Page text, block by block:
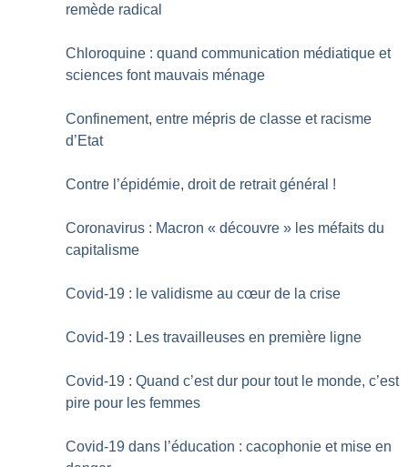
remède radical
Chloroquine : quand communication médiatique et
sciences font mauvais ménage
Confinement, entre mépris de classe et racisme
d’Etat
Contre l’épidémie, droit de retrait général !
Coronavirus : Macron « découvre » les méfaits du
capitalisme
Covid-19 : le validisme au cœur de la crise
Covid-19 : Les travailleuses en première ligne
Covid-19 : Quand c’est dur pour tout le monde, c’est
pire pour les femmes
Covid-19 dans l’éducation : cacophonie et mise en